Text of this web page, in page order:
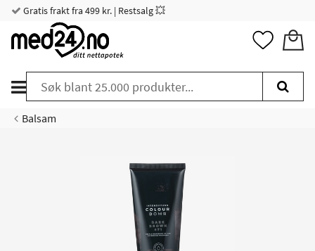
Gratis frakt fra 499 kr. | Restsalg 💥
Balsam